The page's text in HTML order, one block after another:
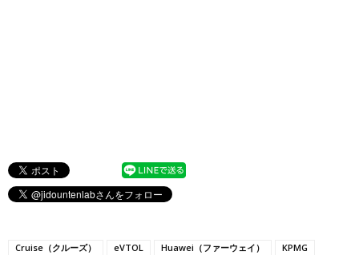
Cruise（クルーズ） eVTOL Huawei（ファーウェイ）
KPMG